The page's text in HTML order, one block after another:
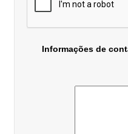
Informações de